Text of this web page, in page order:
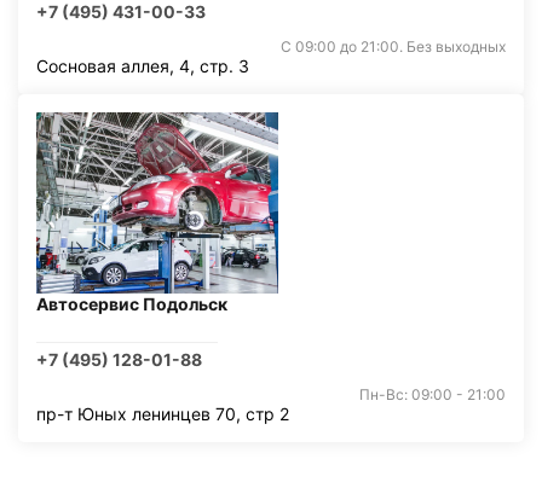
+7 (495) 431-00-33
С 09:00 до 21:00. Без выходных
Сосновая аллея, 4, стр. 3
Автосервис Подольск
+7 (495) 128-01-88
Пн-Вс: 09:00 - 21:00
пр-т Юных ленинцев 70, стр 2